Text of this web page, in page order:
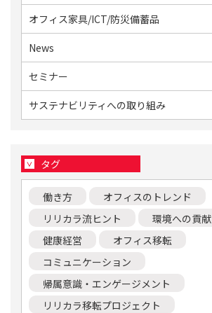
オフィス家具/ICT/防災備蓄品
News
セミナー
サステナビリティへの取り組み
タグ
働き方
オフィスのトレンド
リリカラ流ヒント
環境への貢献
健康経営
オフィス移転
コミュニケーション
帰属意識・エンゲージメント
リリカラ移転プロジェクト